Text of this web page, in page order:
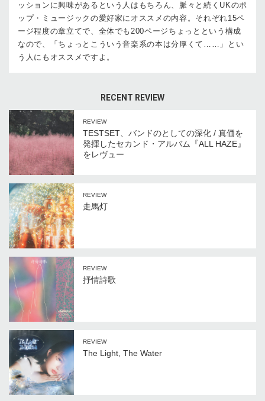
ッションに興味があるという人はもちろん、脈々と続くUKのポ
ップ・ミュージックの愛好家にオススメの内容。それぞれ15ペ
ージ程度の章立てで、全体でも200ページちょっとという構成
なので、「ちょっとこういう音楽系の本は分厚くて……」とい
う人にもオススメですよ。
RECENT REVIEW
REVIEW
TESTSET、バンドのとしての深化 / 真価を
発揮したセカンド・アルバム『ALL HAZE』
をレヴュー
REVIEW
走馬灯
REVIEW
抒情詩歌
REVIEW
The Light, The Water